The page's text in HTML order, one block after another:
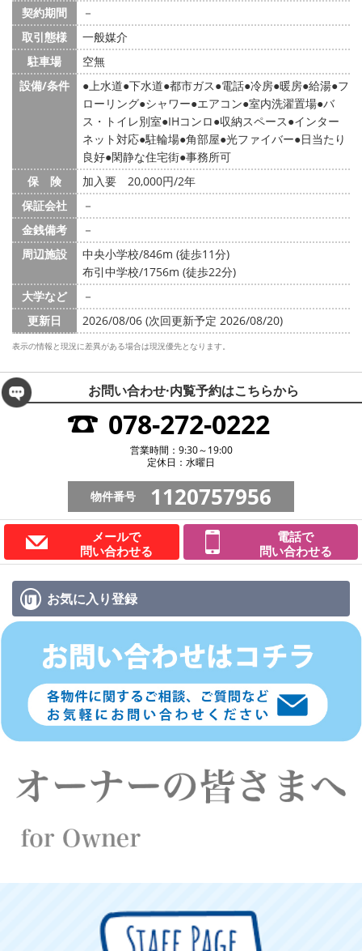
契約期間
－
取引態様
一般媒介
駐車場
空無
設備/条件
上水道 下水道 都市ガス 電話 冷房 暖房 給湯 フ
ローリング シャワー エアコン 室内洗濯置場 バ
ス・トイレ別室 IHコンロ 収納スペース インター
ネット対応 駐輪場 角部屋 光ファイバー 日当たり
良好 閑静な住宅街 事務所可
保 険
加入要 20,000円/2年
保証会社
－
金銭備考
－
周辺施設
中央小学校/846m (徒歩11分)
布引中学校/1756m (徒歩22分)
大学など
－
更新日
2026/08/06 (次回更新予定 2026/08/20)
表示の情報と現況に差異がある場合は現況優先となります。
お問い合わせ·内覧予約はこちらから
078-272-0222
営業時間：9:30～19:00
定休日：水曜日
物件番号 1120757956
メールで
問い合わせる
電話で
問い合わせる
お気に入り登録